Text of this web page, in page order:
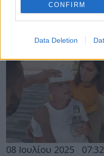
CONFIRM
Data Deletion
Φάρμακο που
των επιληπτικών
και του συνδρόμου
08 Ιουλίου 2025 07:32